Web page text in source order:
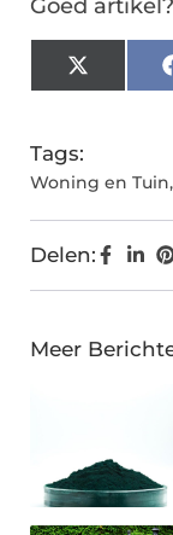
Goed
X
(Twitter)
Tags:
Woning en Tuin,
Delen:
Meer